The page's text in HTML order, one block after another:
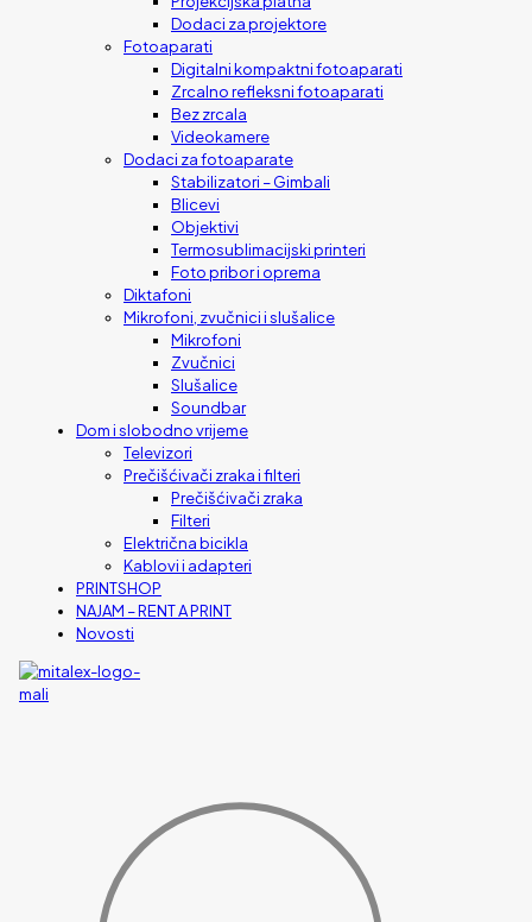
Dodaci za projektore
Fotoaparati
Digitalni kompaktni fotoaparati
Zrcalno refleksni fotoaparati
Bez zrcala
Videokamere
Dodaci za fotoaparate
Stabilizatori – Gimbali
Blicevi
Objektivi
Termosublimacijski printeri
Foto pribor i oprema
Diktafoni
Mikrofoni, zvučnici i slušalice
Mikrofoni
Zvučnici
Slušalice
Soundbar
Dom i slobodno vrijeme
Televizori
Prečišćivači zraka i filteri
Prečišćivači zraka
Filteri
Električna bicikla
Kablovi i adapteri
PRINTSHOP
NAJAM – RENT A PRINT
Novosti